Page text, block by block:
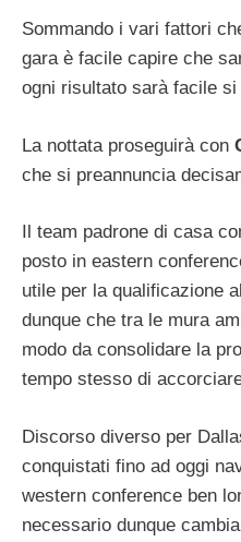
Sommando i vari fattori
gara è facile capire che
ogni risultato sarà facile
La nottata proseguirà con
che si preannuncia
Il team padrone di casa
posto in eastern
utile per la qualificazione
dunque che tra le mura
modo da consolidare la
tempo stesso di
Discorso diverso per
conquistati fino ad oggi
western conference ben
necessario dunque